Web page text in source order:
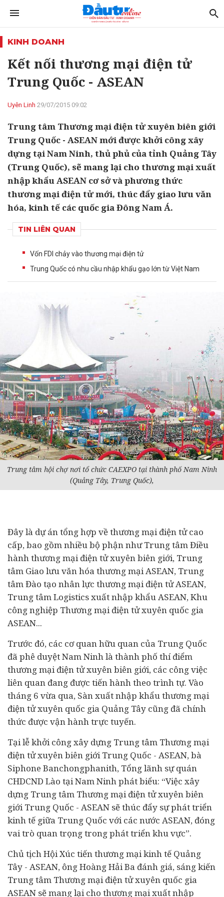
KINH DOANH
Kết nối thương mại điện tử
Trung Quốc - ASEAN
Uyên Linh 29/07/2015 09:02
Trung tâm Thương mại điện tử xuyên biên giới
Trung Quốc - ASEAN mới được khởi công xây
dựng tại Nam Ninh, thủ phủ của tỉnh Quảng Tây
(Trung Quốc), sẽ mang lại cho thương mại xuất
nhập khẩu ASEAN cơ sở và phương thức
thương mại điện tử mới, thúc đẩy giao lưu văn
hóa, kinh tế các quốc gia Đông Nam Á.
TIN LIÊN QUAN
Vốn FDI chảy vào thương mại điện tử
Trung Quốc có nhu cầu nhập khẩu gạo lớn từ Việt Nam
Trung tâm hội chợ nơi tổ chức CAEXPO tại thành phố Nam Ninh
(Quảng Tây, Trung Quốc),
Đây là dự ántổng hợp về thương mại điện tử cao
cấp, bao gồm nhiều bộ phận như Trung tâm Điều
hành thương mại điện tử xuyên biên giới, Trung
tâm Giao lưu văn hóa thương mại ASEAN, Trung
tâm Đào tạo nhân lực thương mại điện tử ASEAN,
Trung tâm Logistics xuất nhập khẩu ASEAN, Khu
công nghiệp Thương mại điện tử xuyên quốc gia
ASEAN...
Trước đó, các cơ quan hữu quan của Trung Quốc
đã phê duyệt Nam Ninh là thành phố thí điểm
thương mại điện tử xuyên biên giới, các công việc
liên quan đang được tiến hành theo trình tự. Vào
tháng 6 vừa qua, Sàn xuất nhập khẩu thương mại
điện tử xuyên quốc gia Quảng Tây cũng đã chính
thức được vận hành trực tuyến.
Tại lễ khởi công xây dựng Trung tâm Thương mại
điện tử xuyên biên giới Trung Quốc - ASEAN, bà
Siphone Banchongphanith, Tổng lãnh sự quán
CHDCND Lào tại Nam Ninh phát biểu: “Việc xây
dựng Trung tâm Thương mại điện tử xuyên biên
giới Trung Quốc - ASEAN sẽ thúc đẩy sự phát triển
kinh tế giữa Trung Quốc với các nước ASEAN, đóng
vai trò quan trọng trong phát triển khu vực”.
Chủ tịch Hội Xúc tiến thương mại kinh tế Quảng
Tây - ASEAN, ông Hoàng Hải Ba đánh giá, sáng kiến
Trung tâm Thương mại điện tử xuyên quốc gia
ASEAN sẽ mang lại cho thương mại xuất nhập